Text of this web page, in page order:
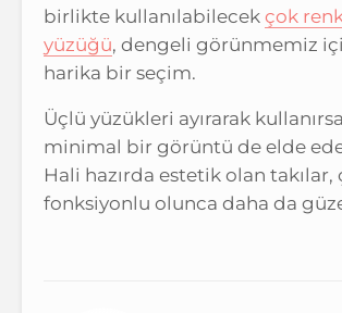
birlikte kullanılabilecek çok
yüzüğü, dengeli görünmemiz
harika bir seçim.
Üçlü yüzükleri ayırarak
minimal bir görüntü de elde
Hali hazırda estetik olan takılar,
fonksiyonlu olunca daha da